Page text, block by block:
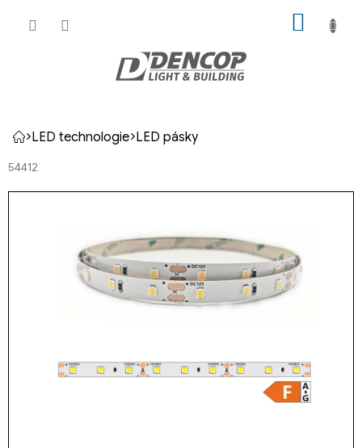
Domů
LED technologie LED pásky
54412